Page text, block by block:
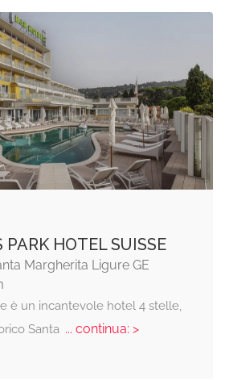
HOTEL SUISSE
Margherita Ligure GE
è un incantevole hotel 4 stelle,
Santa... continua: >